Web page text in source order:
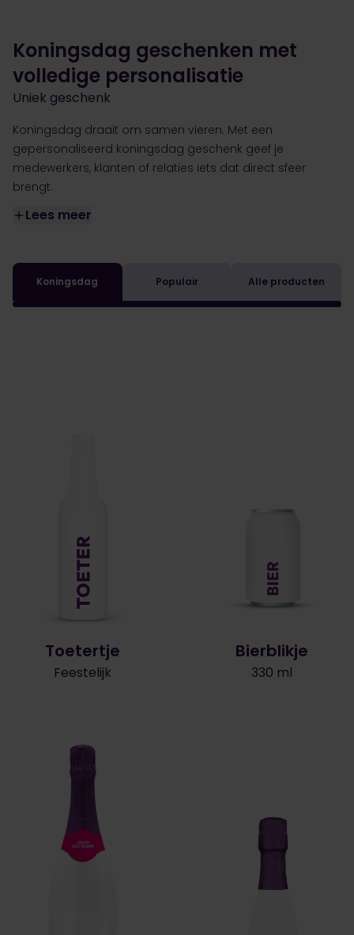
Koningsdag geschenken met
volledige personalisatie
Uniek geschenk
Koningsdag draait om samen vieren. Met een
gepersonaliseerd koningsdag geschenk geef je
medewerkers, klanten of relaties iets dat direct sfeer
brengt.
Lees meer
Koningsdag Populair Alle producten
Toetertje
Feestelijk
Bierblikje
330 ml